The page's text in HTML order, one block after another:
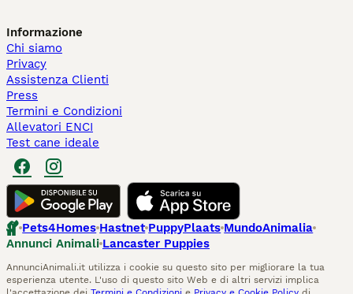
Informazione
Chi siamo
Privacy
Assistenza Clienti
Press
Termini e Condizioni
Allevatori ENCI
Test cane ideale
Pets4Homes Hastnet PuppyPlaats MundoAnimalia
Annunci Animali Lancaster Puppies
AnnunciAnimali.it utilizza i cookie su questo sito per migliorare la tua
esperienza utente. L'uso di questo sito Web e di altri servizi implica